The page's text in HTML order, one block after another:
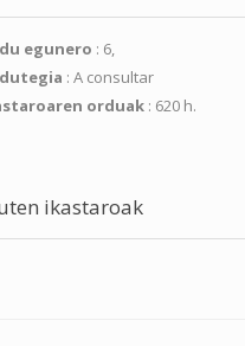
egunero : 6,
: A consultar
orduak : 620 h.
ikastaroak